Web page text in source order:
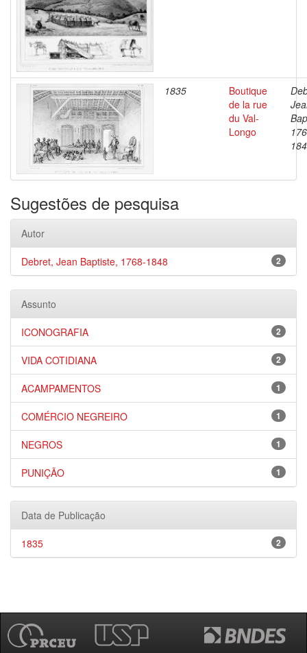
1835
Boutique
de la rue
du Val-
Longo
Sugestões de pesquisa
Autor
2
Debret, Jean Baptiste, 1768-1848
Assunto
2
ICONOGRAFIA
2
VIDA COTIDIANA
1
ACAMPAMENTOS
1
COMÉRCIO NEGREIRO
1
NEGROS
1
PUNIÇÃO
Data de Publicação
2
1835